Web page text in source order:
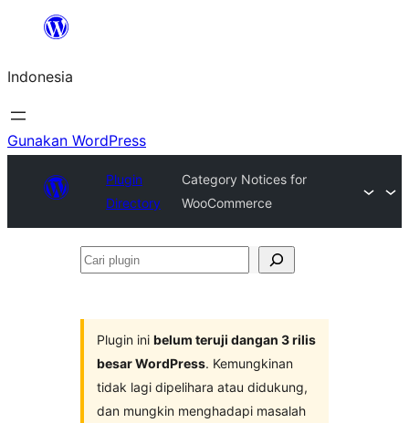
Lewati
konten
Indonesia
Gunakan WordPress
Plugin
Directory
Category Notices for
WooCommerce
Cari
Plugin ini belum teruji dangan 3 rilis
besar WordPress. Kemungkinan
tidak lagi dipelihara atau didukung,
dan mungkin menghadapi masalah